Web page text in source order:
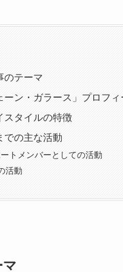
のテーマ
ーン・ガラース」プロフ
スタイルの特徴
での主な活動
ートメンバーとしての活動
活動